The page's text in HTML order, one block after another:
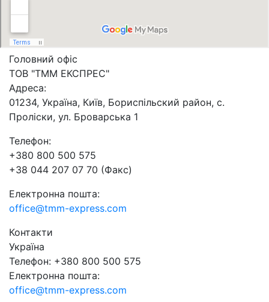
Головний офіс
ТОВ "ТММ ЕКСПРЕС"
Адреса:
01234, Україна, Київ, Бориспільский район, с.
Проліски, ул. Броварська 1
Телефон:
+380 800 500 575
+38 044 207 07 70 (Факс)
Електронна пошта:
office@tmm-express.com
Контакти
Україна
Телефон: +380 800 500 575
Електронна пошта:
office@tmm-express.com